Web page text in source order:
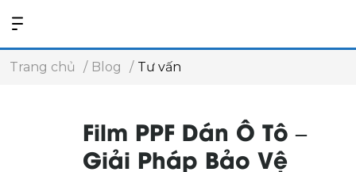
Trang chủ Blog Tư vấn
Film PPF Dán Ô Tô –
Giải Pháp Bảo Vệ